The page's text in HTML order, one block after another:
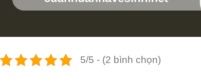
5/5 - (2 bình chọn)